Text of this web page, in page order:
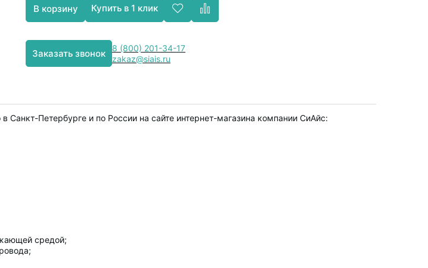
В корзину Купить в 1 клик
Заказать звонок
8 (800) 201-34-17
zakaz@siais.ru
Санкт-Петербурге и по России на сайте интернет-магазина компании СиАйс:
средой;